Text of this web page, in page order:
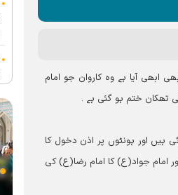
ابھی آیا ہے وہ کاروان جو امام
تھکان ختم ہو گئی ہے ۔
ہیں اور ہونٹوں پر اذن دخول کا
جواد(ع) کا امام رضا(ع) کی